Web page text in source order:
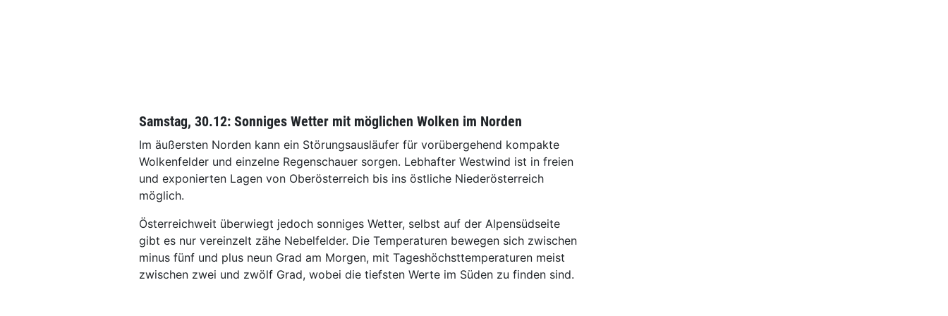
Samstag, 30.12: Sonniges Wetter mit möglichen Wolken im Norden
Im äußersten Norden kann ein Störungsausläufer für vorübergehend kompakte
Wolkenfelder und einzelne Regenschauer sorgen. Lebhafter Westwind ist in freien
und exponierten Lagen von Oberösterreich bis ins östliche Niederösterreich
möglich.
Österreichweit überwiegt jedoch sonniges Wetter, selbst auf der Alpensüdseite
gibt es nur vereinzelt zähe Nebelfelder. Die Temperaturen bewegen sich zwischen
minus fünf und plus neun Grad am Morgen, mit Tageshöchsttemperaturen meist
zwischen zwei und zwölf Grad, wobei die tiefsten Werte im Süden zu finden sind.